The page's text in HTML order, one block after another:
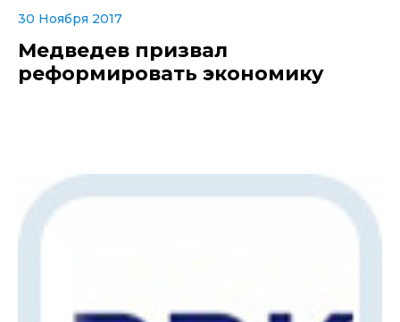
30 Ноября 2017
Медведев призвал
реформировать экономику